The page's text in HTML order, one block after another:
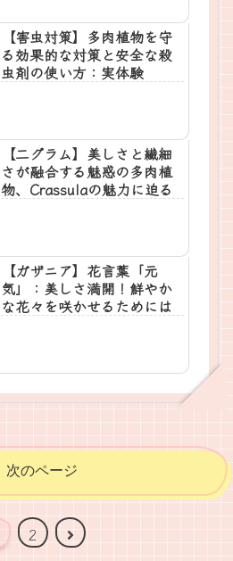
【害虫対策】多肉植物を守
る効果的な対策と安全な殺
虫剤の使い方：実体験
【二グラム】美しさと繊細
さが融合する魅惑の多肉植
物、Crassulaの魅力に迫る
【ガザニア】花言葉「元
気」：美しさ満開！鮮やか
な花々を咲かせるためには
次のページ
2
次